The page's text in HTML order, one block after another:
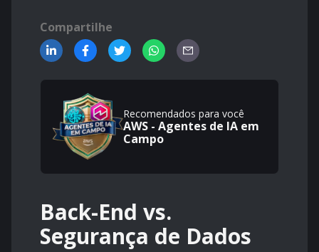
Compartilhe
Recomendados para você
AWS - Agentes de IA em
Campo
Back-End vs.
Segurança de Dados